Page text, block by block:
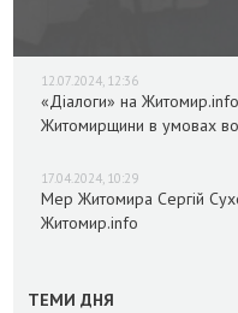
12.07.2024, 12:36
«Діалоги» на
Житомирщини в умовах
17.04.2024, 10:29
Мер Житомира Сергій
Житомир.info
ТЕМИ ДНЯ